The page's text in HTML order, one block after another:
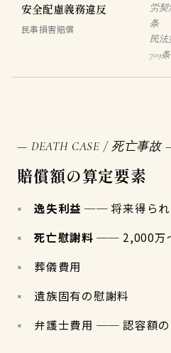
安全配慮義務違反
民事損害賠償
労契
条
民法
709条
— DEATH CASE / 死亡事故
賠償額の算定要素
逸失利益 ── 将来得られ
死亡慰謝料 ── 2,000万
葬儀費用
遺族固有の慰謝料
弁護士費用 ── 認容額